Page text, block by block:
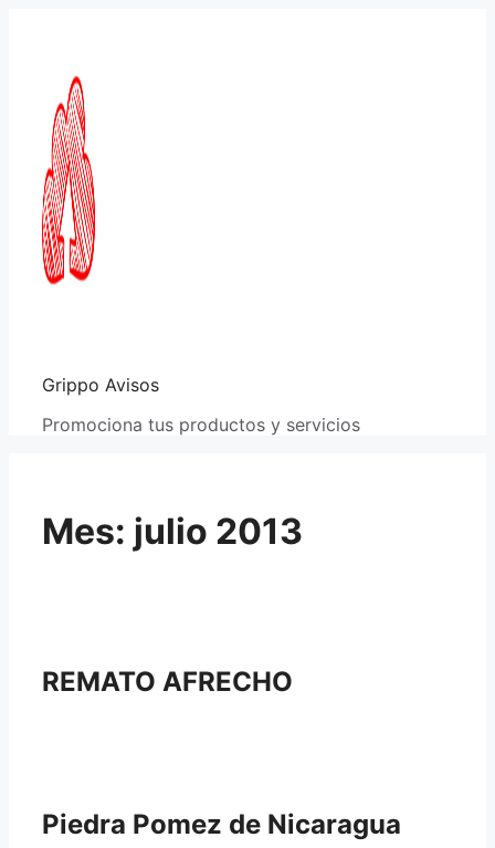
Grippo Avisos
Promociona tus productos y servicios
Mes: julio 2013
REMATO AFRECHO
Piedra Pomez de Nicaragua